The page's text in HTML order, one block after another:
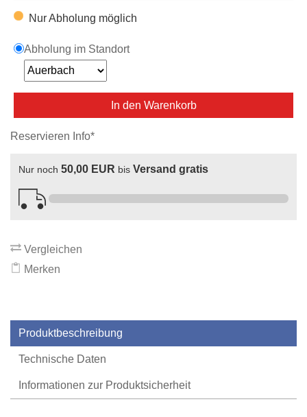
Nur Abholung möglich
Abholung im Standort
In den Warenkorb
Reservieren Info*
Nur noch 50,00 EUR bis Versand gratis
Vergleichen
Merken
Produktbeschreibung
Technische Daten
Informationen zur Produktsicherheit